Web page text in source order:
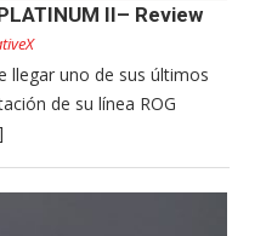
II– Review
llegar uno de sus últimos
de su línea ROG